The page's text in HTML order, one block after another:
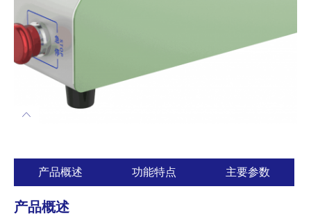
产品概述 功能特点 主要参数
产品概述